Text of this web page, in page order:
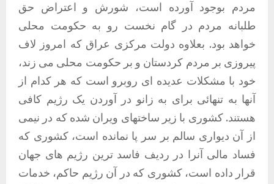
مردم بوجود آورده است، شورش و اعتراض حق
طلبانه مردم در گام نخست رو به حکومت محلی
خواهد بود. بعلاوه دولت مرکزی عراق که امروز لاف
پیروزی بر مردم کردستان و بر حکومت محلی می زند،
خود با مشکلات عدیده ای روبرو است که هر کدام از
آنها به تنهائی برای به زانو در آوردن یک رژیم کافی
هستند. کشوری با زیر ساختهای ویران شده که در نیمی
از آن دیواری سالم بر سر پا نمانده است، کشوری که
فساد مالی آنرا در ردیف فاسد ترین رژیم های جهان
قرار داده است، کشوری که در آن رژیم حاکم، خدمات